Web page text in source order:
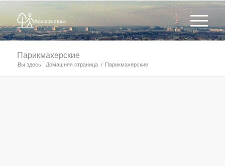
Парикмахерские
Вы здесь: Домашняя страница / Парикмахерские